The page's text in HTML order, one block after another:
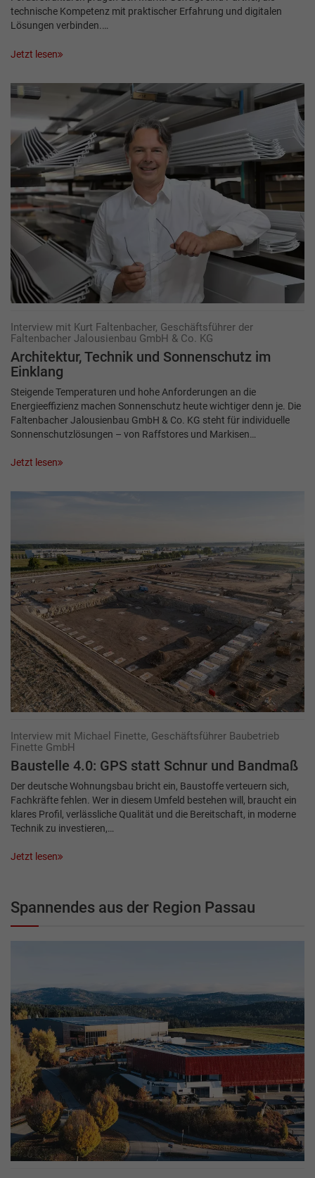
technische Kompetenz mit praktischer Erfahrung und digitalen
Lösungen verbinden.…
Jetzt lesen
Interview mit Kurt Faltenbacher, Geschäftsführer der
Faltenbacher Jalousienbau GmbH & Co. KG
Architektur, Technik und Sonnenschutz im
Einklang
Steigende Temperaturen und hohe Anforderungen an die
Energieeffizienz machen Sonnenschutz heute wichtiger denn je. Die
Faltenbacher Jalousienbau GmbH & Co. KG steht für individuelle
Sonnenschutzlösungen – von Raffstores und Markisen…
Jetzt lesen
Interview mit Michael Finette, Geschäftsführer Baubetrieb
Finette GmbH
Baustelle 4.0: GPS statt Schnur und Bandmaß
Der deutsche Wohnungsbau bricht ein, Baustoffe verteuern sich,
Fachkräfte fehlen. Wer in diesem Umfeld bestehen will, braucht ein
klares Profil, verlässliche Qualität und die Bereitschaft, in moderne
Technik zu investieren,…
Jetzt lesen
Spannendes aus der Region Passau